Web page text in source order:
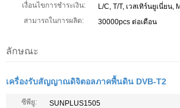
เงื่อนไขการชำระเงิน:
L/C, T/T, เวสเทิร์นยูเนี่ยน,
สามารถในการผลิต:
30000pcs ต่อเดือน
ลักษณะ
เครื่องรับสัญญาณดิจิตอลภาคพื้นดิน DVB-T2
ซีพียู:
SUNPLUS1505